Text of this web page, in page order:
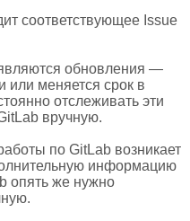
соответствующее Issue
обновления —
меняется срок в
отслеживать эти
вручную.
по GitLab возникает
информацию
опять же нужно